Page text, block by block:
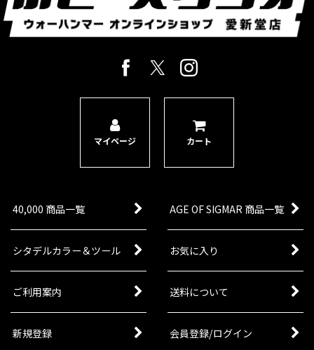
マイページ カート
40,000 商品一覧 AGE OF SIGMAR 商品一覧
シタデルカラー＆ツール お気に入り
ご利用案内 送料について
新規登録 会員登録/ログイン